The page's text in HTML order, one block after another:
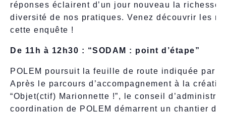
réponses éclairent d’un jour nouveau la richesse
diversité de nos pratiques. Venez découvrir les
cette enquête !
De 11h à 12h30 : “SODAM : point d’étape”
POLEM poursuit la feuille de route indiquée par
Après le parcours d’accompagnement à la
“Objet(ctif) Marionnette !”, le conseil
coordination de POLEM démarrent un chantier de